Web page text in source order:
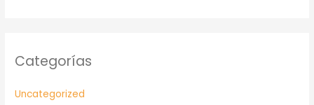
Categorías
Uncategorized